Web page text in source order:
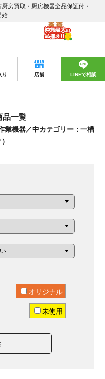
房買取・厨房機器全品保証付・
始
り 店舗 LINEで相談
品一覧
業機器／中カテゴリー：一槽
オリジナル
未使用